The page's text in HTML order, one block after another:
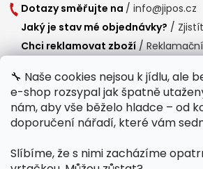
🔧 Naše cookies nejsou k jídlu, ale
e-shop rozsypal jak špatně
nám, aby vše běželo hladce – od
doporučení nářadí, které vám
Slíbíme, že s nimi zacházíme
Dotazy směřujte na / info@jipos.cz
Jaký je stav mé objednávky? /
Chci reklamovat zboží /
Provozní doba
Po-Čt / 8:00 - 15:00
Polední přestávka /11:00 - 11:30